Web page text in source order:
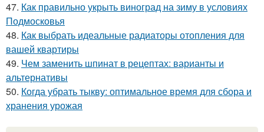
47. Как правильно укрыть виноград на зиму в условиях
Подмосковья
48. Как выбрать идеальные радиаторы отопления для
вашей квартиры
49. Чем заменить шпинат в рецептах: варианты и
альтернативы
50. Когда убрать тыкву: оптимальное время для сбора и
хранения урожая